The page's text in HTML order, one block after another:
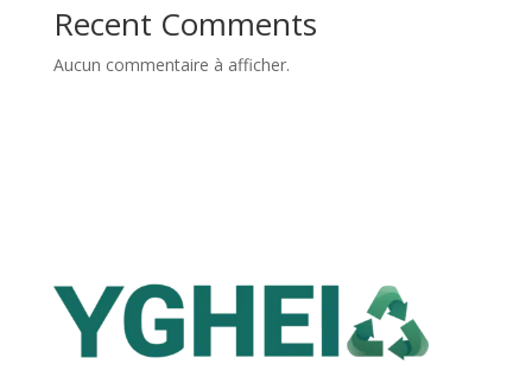
Recent Comments
Aucun commentaire à afficher.